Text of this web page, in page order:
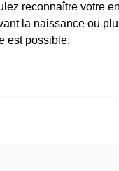
reconnaître votre
la naissance ou
est possible.